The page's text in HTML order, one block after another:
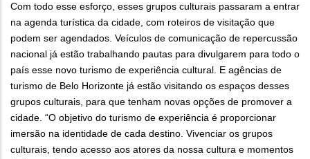
Com todo esse esforço, esses grupos culturais passaram a entrar
na agenda turística da cidade, com roteiros de visitação que
podem ser agendados. Veículos de comunicação de repercussão
nacional já estão trabalhando pautas para divulgarem para todo o
país esse novo turismo de experiência cultural. E agências de
turismo de Belo Horizonte já estão visitando os espaços desses
grupos culturais, para que tenham novas opções de promover a
cidade. “O objetivo do turismo de experiência é proporcionar
imersão na identidade de cada destino. Vivenciar os grupos
culturais, tendo acesso aos atores da nossa cultura e momentos